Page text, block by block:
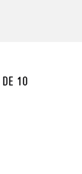
DE 10